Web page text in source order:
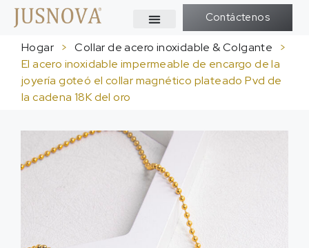
Contáctenos
Hogar > Collar de acero inoxidable & Colgante
>
El acero inoxidable impermeable de encargo de la
joyería goteó el collar magnético plateado Pvd de
la cadena 18K del oro